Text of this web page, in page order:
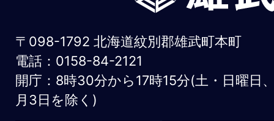
お
う
む
ち
〒098-1792 北海道紋別郡雄武町本町
電話：0158-84-2121
開庁：8時30分から17時15分(土・日曜日
月3日を除く)